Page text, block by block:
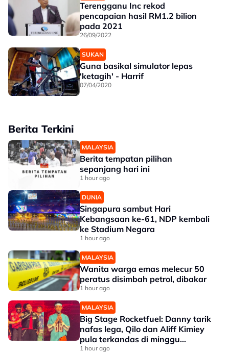
Terengganu Inc rekod
pencapaian hasil RM1.2 bilion
pada 2021
26/09/2022
SUKAN
Guna basikal simulator lepas
'ketagih' - Harrif
07/04/2020
Berita Terkini
MALAYSIA
Berita tempatan pilihan
sepanjang hari ini
1 hour ago
DUNIA
Singapura sambut Hari
Kebangsaan ke-61, NDP kembali
ke Stadium Negara
1 hour ago
MALAYSIA
Wanita warga emas melecur 50
peratus disimbah petrol, dibakar
1 hour ago
MALAYSIA
Big Stage Rocketfuel: Danny tarik
nafas lega, Qilo dan Aliff Kimiey
pula terkandas di minggu
separuh akhir
1 hour ago